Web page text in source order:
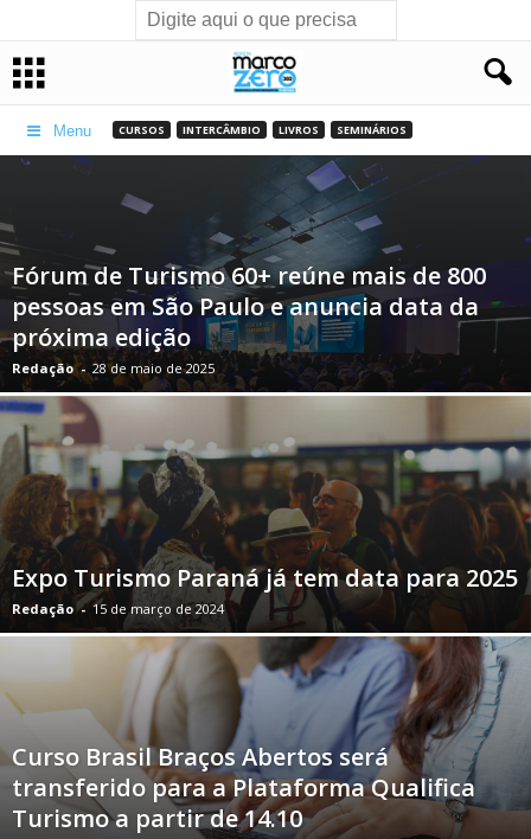
Menu CURSOS INTERCÂMBIO LIVROS SEMINÁRIOS
Fórum de Turismo 60+ reúne mais de 800
pessoas em São Paulo e anuncia data da
próxima edição
Redação - 28 de maio de 2025
Expo Turismo Paraná já tem data para 2025
Redação - 15 de março de 2024
Curso Brasil Braços Abertos será
transferido para a Plataforma Qualifica
Turismo a partir de 14.10